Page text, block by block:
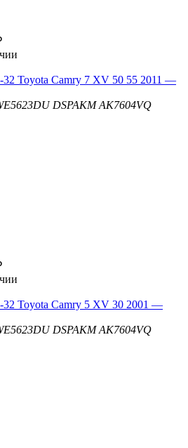
32 Toyota Camry 7 XV 50 55 2011 —
DSPAKM AK7604VQ
32 Toyota Camry 5 XV 30 2001 —
DSPAKM AK7604VQ